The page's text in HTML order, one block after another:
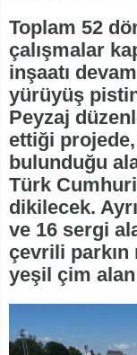
Toplam 52
çalışmalar
inşaatı
yürüyüş
Peyzaj
ettiği projede,
bulunduğu
Türk
dikilecek.
ve 16 sergi
çevrili
yeşil çim alan